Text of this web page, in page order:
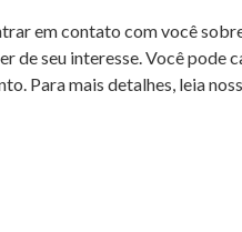
em contato com você
de seu interesse. Você pode
Para mais detalhes, leia